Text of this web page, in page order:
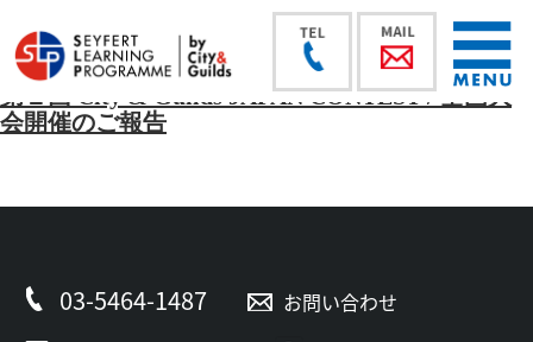
第１回 City & Guilds JAPAN CONTEST / 全国大
会開催のご報告
03-5464-1487 お問い合わせ